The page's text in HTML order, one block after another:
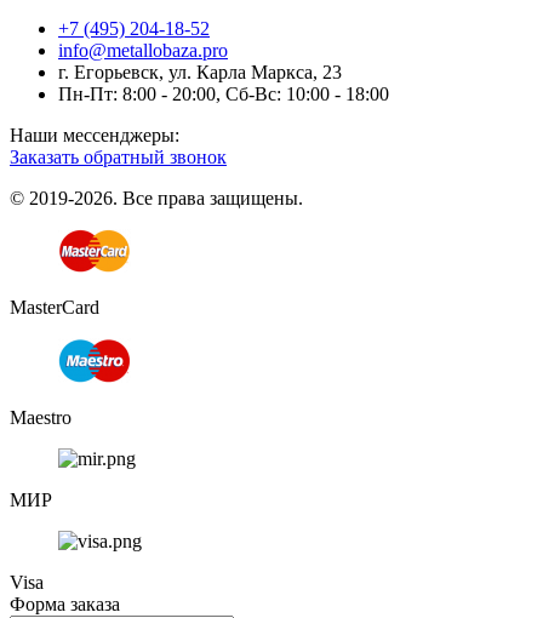
+7 (495) 204-18-52
info@metallobaza.pro
г. Егорьевск, ул. Карла Маркса, 23
Пн-Пт: 8:00 - 20:00, Сб-Вс: 10:00 - 18:00
Наши мессенджеры:
Заказать обратный звонок
© 2019-2026. Все права защищены.
MasterCard
Maestro
МИР
Visa
Форма заказа